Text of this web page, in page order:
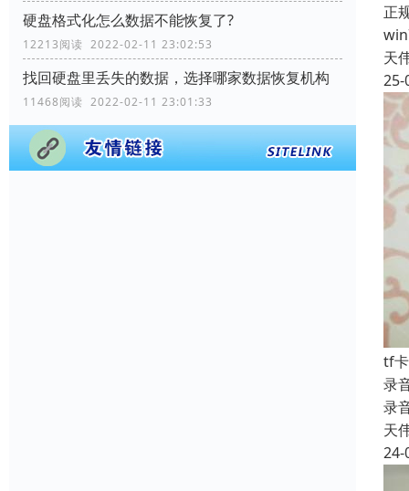
硬盘格式化怎么数据不能恢复了?
12213阅读 2022-02-11 23:02:53
找回硬盘里丢失的数据，选择哪家数据恢复机构
11468阅读 2022-02-11 23:01:33
正
天
25-
tf
录
录
天
24-